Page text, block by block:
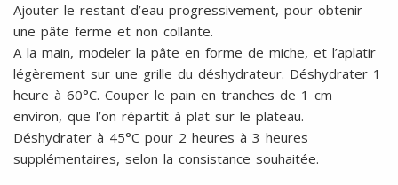
Ajouter le restant d’eau progressivement, pour obtenir
une pâte ferme et non collante.
A la main, modeler la pâte en forme de miche, et l’aplatir
légèrement sur une grille du déshydrateur. Déshydrater 1
heure à 60°C. Couper le pain en tranches de 1 cm
environ, que l’on répartit à plat sur le plateau.
Déshydrater à 45°C pour 2 heures à 3 heures
supplémentaires, selon la consistance souhaitée.